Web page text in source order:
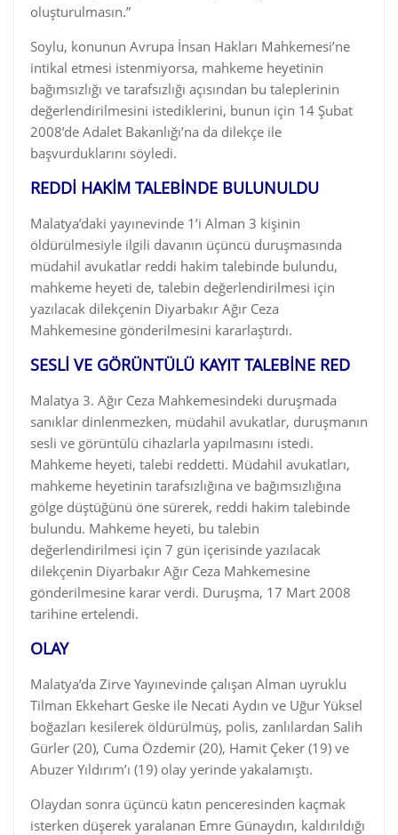
oluşturulmasın.”
Soylu, konunun Avrupa İnsan Hakları Mahkemesi’ne
intikal etmesi istenmiyorsa, mahkeme heyetinin
bağımsızlığı ve tarafsızlığı açısından bu taleplerinin
değerlendirilmesini istediklerini, bunun için 14 Şubat
2008’de Adalet Bakanlığı’na da dilekçe ile
başvurduklarını söyledi.
REDDİ HAKİM TALEBİNDE BULUNULDU
Malatya’daki yayınevinde 1’i Alman 3 kişinin
öldürülmesiyle ilgili davanın üçüncü duruşmasında
müdahil avukatlar reddi hakim talebinde bulundu,
mahkeme heyeti de, talebin değerlendirilmesi için
yazılacak dilekçenin Diyarbakır Ağır Ceza
Mahkemesine gönderilmesini kararlaştırdı.
SESLİ VE GÖRÜNTÜLÜ KAYIT TALEBİNE RED
Malatya 3. Ağır Ceza Mahkemesindeki duruşmada
sanıklar dinlenmezken, müdahil avukatlar, duruşmanın
sesli ve görüntülü cihazlarla yapılmasını istedi.
Mahkeme heyeti, talebi reddetti. Müdahil avukatları,
mahkeme heyetinin tarafsızlığına ve bağımsızlığına
gölge düştüğünü öne sürerek, reddi hakim talebinde
bulundu. Mahkeme heyeti, bu talebin
değerlendirilmesi için 7 gün içerisinde yazılacak
dilekçenin Diyarbakır Ağır Ceza Mahkemesine
gönderilmesine karar verdi. Duruşma, 17 Mart 2008
tarihine ertelendi.
OLAY
Malatya’da Zirve Yayınevinde çalışan Alman uyruklu
Tilman Ekkehart Geske ile Necati Aydın ve Uğur Yüksel
boğazları kesilerek öldürülmüş, polis, zanlılardan Salih
Gürler (20), Cuma Özdemir (20), Hamit Çeker (19) ve
Abuzer Yıldırım’ı (19) olay yerinde yakalamıştı.
Olaydan sonra üçüncü katın penceresinden kaçmak
isterken düşerek yaralanan Emre Günaydın, kaldırıldığı